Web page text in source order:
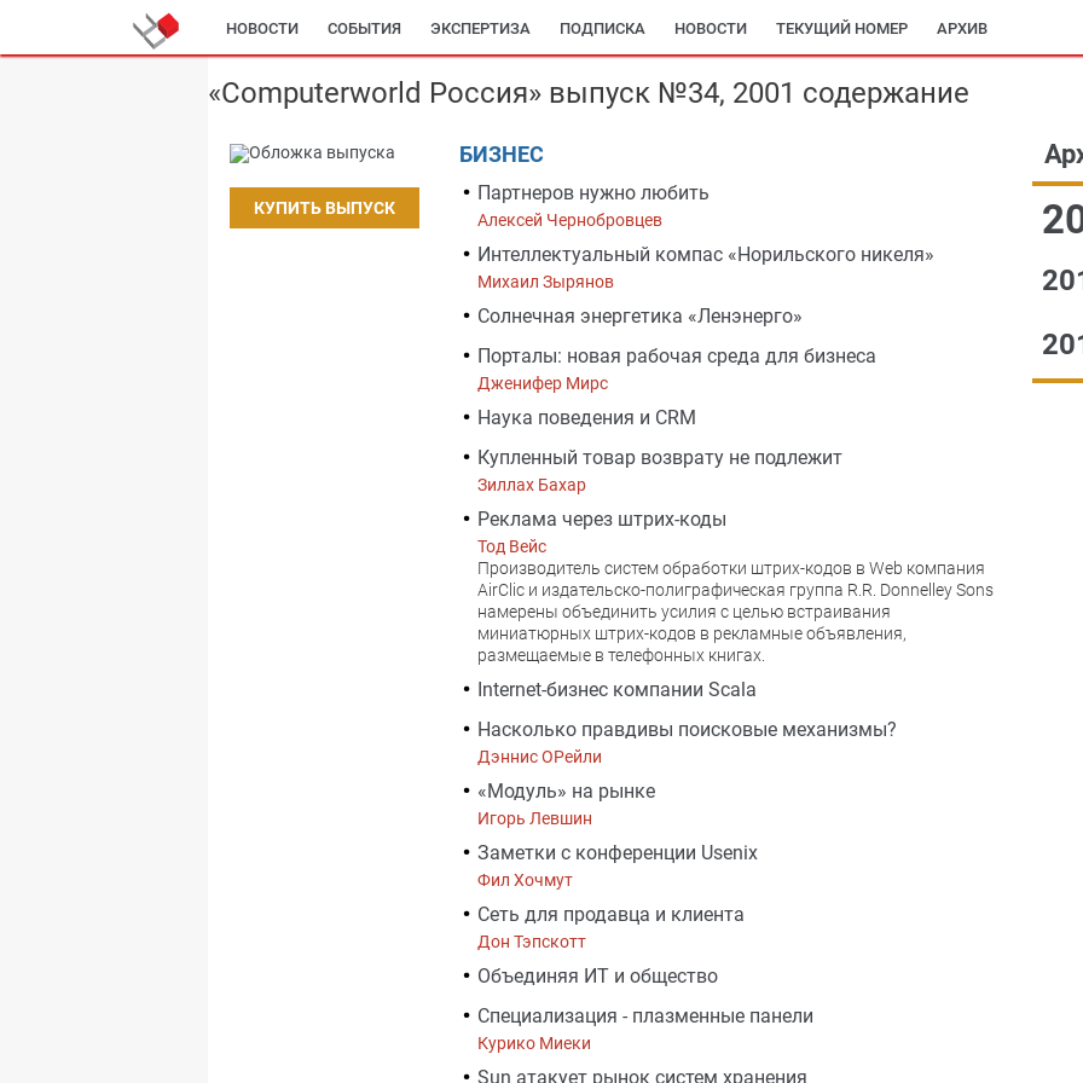
НОВОСТИ СОБЫТИЯ ЭКСПЕРТИЗА ПОДПИСКА НОВОСТИ ТЕКУЩИЙ НОМЕР АРХИВ
«Computerworld Россия» выпуск №34, 2001 содержание
КУПИТЬ ВЫПУСК
БИЗНЕС
Партнеров нужно любить
Алексей Чернобровцев
Интеллектуальный компас «Норильского никеля»
Михаил Зырянов
Солнечная энергетика «Ленэнерго»
Порталы: новая рабочая среда для бизнеса
Дженифер Мирс
Наука поведения и CRM
Купленный товар возврату не подлежит
Зиллах Бахар
Реклама через штрих-коды
Тод Вейс
Производитель систем обработки штрих-кодов в Web компания
AirClic и издательско-полиграфическая группа R.R. Donnelley Sons
намерены объединить усилия с целью встраивания
миниатюрных штрих-кодов в рекламные объявления,
размещаемые в телефонных книгах.
Internet-бизнес компании Scala
Насколько правдивы поисковые механизмы?
Дэннис ОРейли
«Модуль» на рынке
Игорь Левшин
Заметки с конференции Usenix
Фил Хочмут
Сеть для продавца и клиента
Дон Тэпскотт
Объединяя ИТ и общество
Специализация - плазменные панели
Курико Миеки
Sun атакует рынок систем хранения